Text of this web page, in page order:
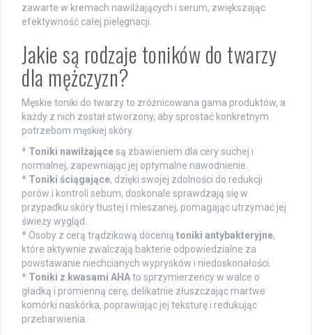
zawarte w kremach nawilżających i serum, zwiększając
efektywność całej pielęgnacji.
Jakie są rodzaje toników do twarzy
dla mężczyzn?
Męskie toniki do twarzy to zróżnicowana gama produktów, a
każdy z nich został stworzony, aby sprostać konkretnym
potrzebom męskiej skóry.
* Toniki nawilżającesą zbawieniem dla cery suchej i
normalnej, zapewniając jej optymalne nawodnienie.
* Toniki ściągające, dzięki swojej zdolności do redukcji
porów i kontroli sebum, doskonale sprawdzają się w
przypadku skóry tłustej i mieszanej, pomagając utrzymać jej
świeży wygląd.
* Osoby z cerą trądzikową docenią toniki antybakteryjne,
które aktywnie zwalczają bakterie odpowiedzialne za
powstawanie niechcianych wyprysków i niedoskonałości.
* Toniki z kwasami AHAto sprzymierzeńcy w walce o
gładką i promienną cerę, delikatnie złuszczając martwe
komórki naskórka, poprawiając jej teksturę i redukując
przebarwienia.